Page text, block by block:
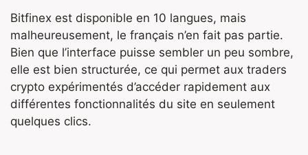
Bitfinex est disponible en 10 langues, mais
malheureusement, le français n’en fait pas partie.
Bien que l’interface puisse sembler un peu sombre,
elle est bien structurée, ce qui permet aux traders
crypto expérimentés d’accéder rapidement aux
différentes fonctionnalités du site en seulement
quelques clics.